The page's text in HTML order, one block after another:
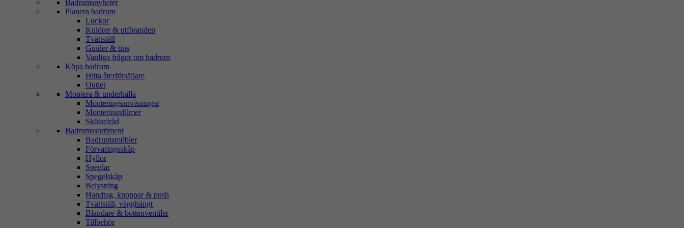
Badrumsnyheter
Planera badrum
Luckor
Kulörer & utföranden
Tvättställ
Guider & tips
Vanliga frågor om badrum
Köpa badrum
Hitta återförsäljare
Outlet
Montera & underhålla
Monteringsanvisningar
Monteringsfilmer
Skötselråd
Badrumssortiment
Badrumsmöbler
Förvaringsskåp
Hyllor
Speglar
Spegelskåp
Belysning
Handtag, knoppar & push
Tvättställ, vägghängt
Blandare & bottenventiler
Tillbehör